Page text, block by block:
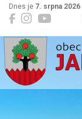
Dnes je 7. srpna 2026
Jablůnka